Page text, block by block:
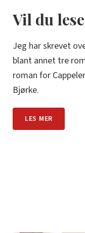
Vil du
Jeg har skrevet
blant annet tre
roman for
Bjørke.
LES MER